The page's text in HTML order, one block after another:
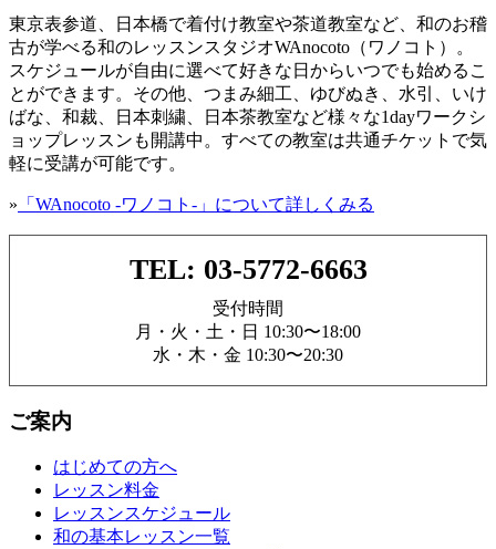
東京表参道、日本橋で着付け教室や茶道教室など、和のお稽
古が学べる和のレッスンスタジオWAnocoto（ワノコト）。
スケジュールが自由に選べて好きな日からいつでも始めるこ
とができます。その他、つまみ細工、ゆびぬき、水引、いけ
ばな、和裁、日本刺繍、日本茶教室など様々な1dayワークシ
ョップレッスンも開講中。すべての教室は共通チケットで気
軽に受講が可能です。
» 「WAnocoto -ワノコト-」について詳しくみる
TEL: 03-5772-6663
受付時間
月・火・土・日 10:30〜18:00
水・木・金 10:30〜20:30
ご案内
はじめての方へ
レッスン料金
レッスンスケジュール
和の基本レッスン一覧